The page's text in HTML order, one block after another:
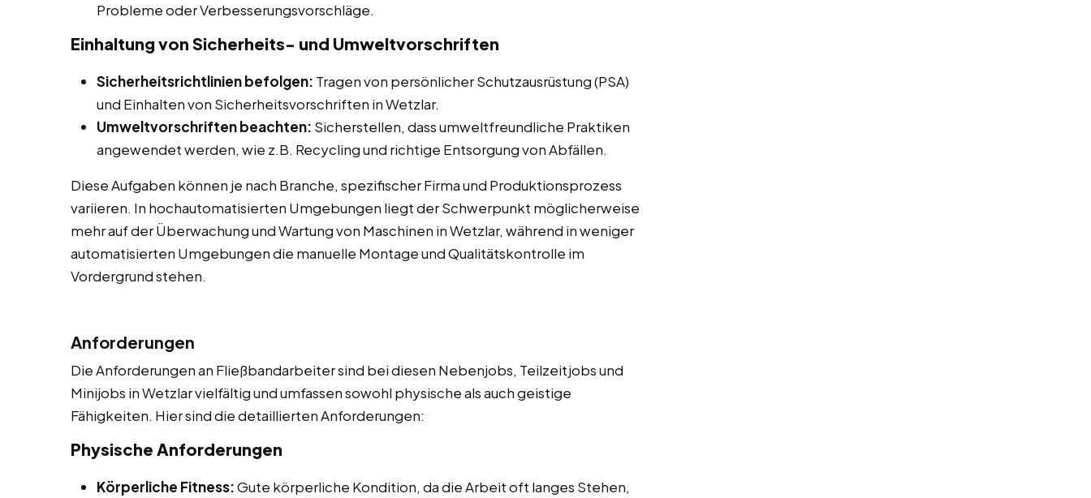
Probleme oder Verbesserungsvorschläge.
Einhaltung von Sicherheits- und Umweltvorschriften
Sicherheitsrichtlinien befolgen: Tragen von persönlicher Schutzausrüstung (PSA)
und Einhalten von Sicherheitsvorschriften in Wetzlar.
Umweltvorschriften beachten: Sicherstellen, dass umweltfreundliche Praktiken
angewendet werden, wie z.B. Recycling und richtige Entsorgung von Abfällen.
Diese Aufgaben können je nach Branche, spezifischer Firma und Produktionsprozess
variieren. In hochautomatisierten Umgebungen liegt der Schwerpunkt möglicherweise
mehr auf der Überwachung und Wartung von Maschinen in Wetzlar, während in weniger
automatisierten Umgebungen die manuelle Montage und Qualitätskontrolle im
Vordergrund stehen.
Anforderungen
Die Anforderungen an Fließbandarbeiter sind bei diesen Nebenjobs, Teilzeitjobs und
Minijobs in Wetzlar vielfältig und umfassen sowohl physische als auch geistige
Fähigkeiten. Hier sind die detaillierten Anforderungen:
Physische Anforderungen
Körperliche Fitness:Gute körperliche Kondition, da die Arbeit oft langes Stehen,